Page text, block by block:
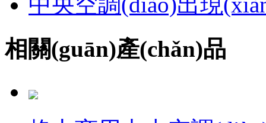
相關(guān)產(chǎn)品